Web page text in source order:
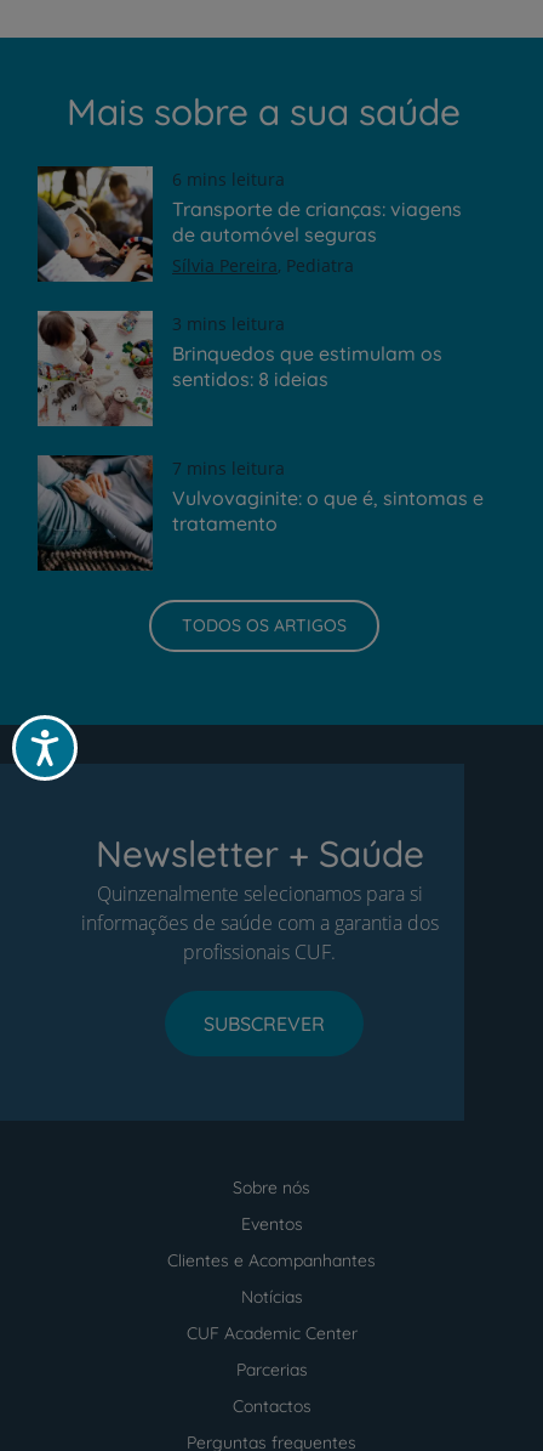
Acessibilidade
Mais sobre a sua saúde
6 mins leitura
Transporte de crianças: viagens
de automóvel seguras
Sílvia Pereira Pediatra
3 mins leitura
Brinquedos que estimulam os
sentidos: 8 ideias
7 mins leitura
Vulvovaginite: o que é, sintomas e
tratamento
TODOS OS ARTIGOS
Newsletter + Saúde
Quinzenalmente selecionamos para si
informações de saúde com a garantia dos
profissionais CUF.
SUBSCREVER
Sobre nós
Eventos
Clientes e Acompanhantes
Notícias
CUF Academic Center
Parcerias
Contactos
Perguntas frequentes